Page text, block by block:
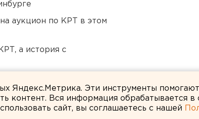
аукцион по КРТ в этом
а история с
Яндекс.Метрика. Эти инструменты
контент. Вся информация обрабатывается в
сайт, вы соглашаетесь с нашей